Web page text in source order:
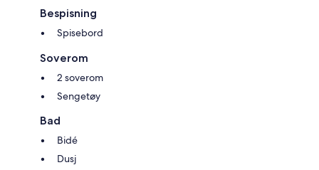
Bespisning
Spisebord
Soverom
2 soverom
Sengetøy
Bad
Bidé
Dusj